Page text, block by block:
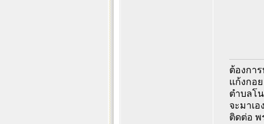
ต้องกา
แก้งกอ
ตำบลโ
จะมาเ
ติดต่อ พ